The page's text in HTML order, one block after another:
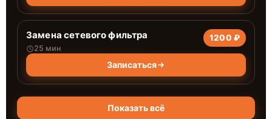
Замена сетевого фильтра
25 мин
1200 ₽
Записаться
Показать всё